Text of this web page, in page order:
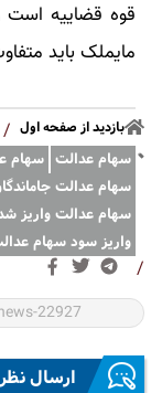
قوه قضاییه
مایملک باید
بازدید از صفحه اول /
سهام عدالت سهام
سهام عدالت
سهام عدالت واریز
واریز سود سهام عدالت 10 میلیونی برای 49 میلیون نفر؛ امشب |
/
ارسال نظر